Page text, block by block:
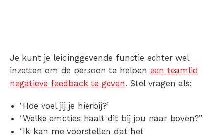
Je kunt je leidinggevende functie echter wel
inzetten om de persoon te helpen een teamlid
negatieve feedback te geven. Stel vragen als:
“Hoe voel jij je hierbij?”
“Welke emoties haalt dit bij jou naar boven?”
“Ik kan me voorstellen dat het